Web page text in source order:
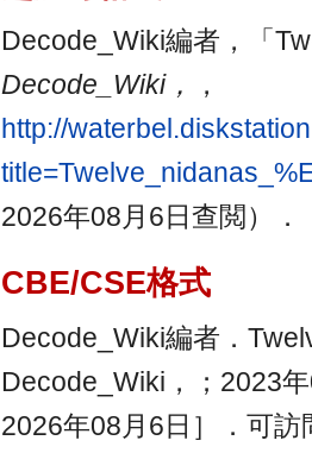
Decode_Wiki編者，「
Decode_Wiki，
，
http://
2026年08月6日查閲）．
CBE/CSE格式
Decode_Wiki編者．
Decode_Wiki，；2023
2026年08月6日］．可訪